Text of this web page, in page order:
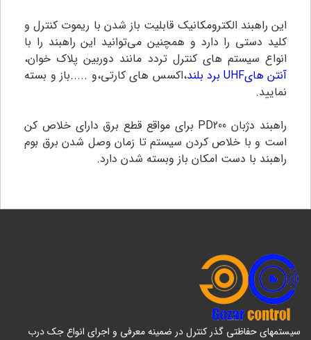
این راهبند الکترومکانیک قابلیت باز شدن با ریموت کنترل و
کلید دستی را دارد و همچنین می‌توانید این راهبند را با
انواع سیستم های کنترل تردد مانند دوربین پلاک خوان،
آنتن هایUHF برد بلند
،اکسس های کارتی،و .....باز و بسته
نمایید.
راهبند دژبان PD200 برای مواقع قطع برق دارای خلاص کن
است و با خلاص کردن سیستم تا زمان وصل شدن برق بوم
راهبند با دست امکان باز وبسته شدن دارد.
سیستمهای حفاظتی گذر کنترل در ضمینه معرفی و اجرای انواع جک درب